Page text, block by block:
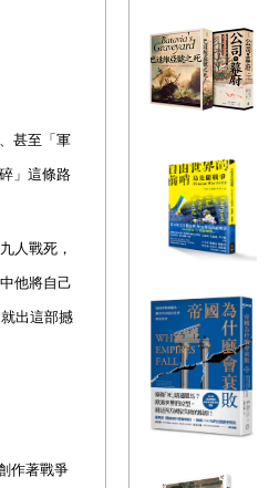
甚至「軍
」這條路
人戰死，
他將自己
出這部撼
作著戰爭